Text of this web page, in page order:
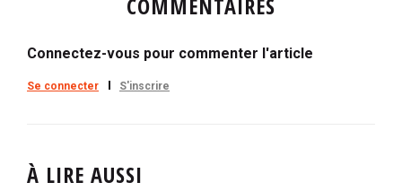
COMMENTAIRES
Connectez-vous pour commenter l'article
Se connecter S'inscrire
À LIRE AUSSI